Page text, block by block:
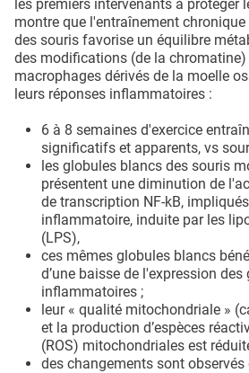
les premiers intervenants à protéger
montre que l'entraînement
des souris favorise un équilibre
des modifications (de la
macrophages dérivés de la moelle
leurs réponses inflammatoires :
6 à 8 semaines d'exercice
significatifs et apparents, vs
les globules blancs des souris
présentent une diminution de
de transcription NF-kB,
inflammatoire, induite par les
(LPS),
ces mêmes globules blancs
d’une baisse de l'expression des
inflammatoires ;
leur « qualité mitochondriale »
et la production d’espèces
(ROS) mitochondriales est
des changements sont observés